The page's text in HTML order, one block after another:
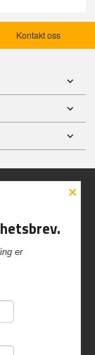
Kontakt oss
personvern
×
er